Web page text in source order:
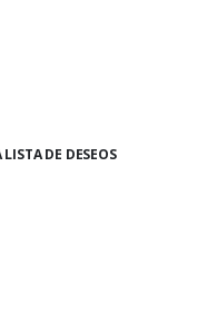
DE DESEOS